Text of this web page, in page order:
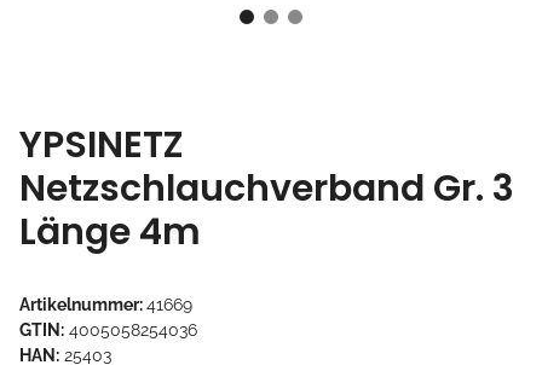
YPSINETZ
Netzschlauchverband Gr. 3
Länge 4m
Artikelnummer:41669
GTIN: 4005058254036
HAN: 25403